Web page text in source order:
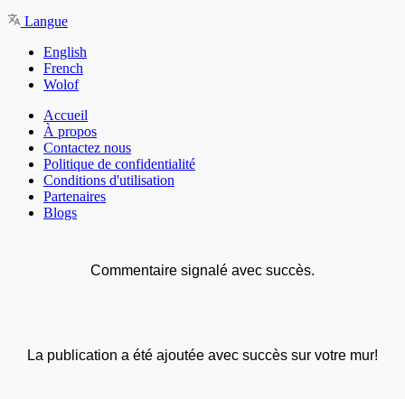
Langue
English
French
Wolof
Accueil
À propos
Contactez nous
Politique de confidentialité
Conditions d'utilisation
Partenaires
Blogs
Commentaire signalé avec succès.
La publication a été ajoutée avec succès sur votre mur!